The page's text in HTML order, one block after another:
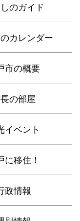
のガイド
カレンダー
市の概要
の部屋
イベント
に移住！
政情報